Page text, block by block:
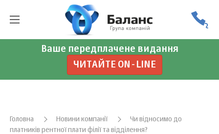
Ваше передплачене видання
ЧИТАЙТЕ ON-LINE
Головна Новини компанії
Чи відносимо до
платників рентної плати філії та відділення?